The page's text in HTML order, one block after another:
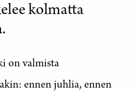
kolmatta
on valmista
ennen juhlia, ennen